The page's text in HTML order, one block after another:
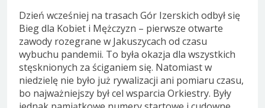
Dzień wcześniej na trasach Gór Izerskich odbył się
Bieg dla Kobiet i Mężczyzn – pierwsze otwarte
zawody rozegrane w Jakuszycach od czasu
wybuchu pandemii. To była okazja dla wszystkich
stęsknionych za ściganiem się. Natomiast w
niedzielę nie było już rywalizacji ani pomiaru czasu,
bo najważniejszy był cel wsparcia Orkiestry. Były